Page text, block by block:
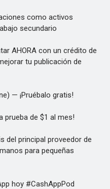
como activos
secundario
AHORA con un crédito de
tu publicación de
— ¡Pruébalo gratis!
de $1 al mes!
principal proveedor de
para pequeñas
hoy #CashAppPod